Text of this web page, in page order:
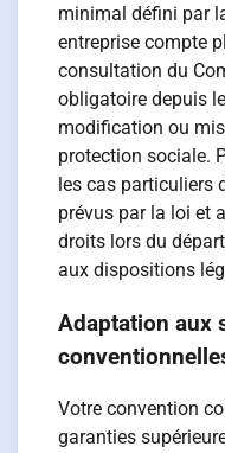
minimal défini par
entreprise compte
consultation du
obligatoire depuis
modification ou
protection sociale.
les cas particuliers
prévus par la loi et
droits lors du
aux dispositions
Adaptation aux
Votre convention
garanties